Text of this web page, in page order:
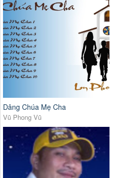
Dâng Chúa Mẹ Cha
Vũ Phong Vũ